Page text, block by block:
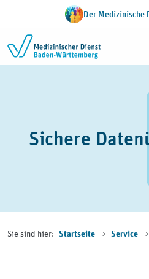
Zum Inhalt springenDer Medizinische
Sichere
Sie sind hier: Startseite Service